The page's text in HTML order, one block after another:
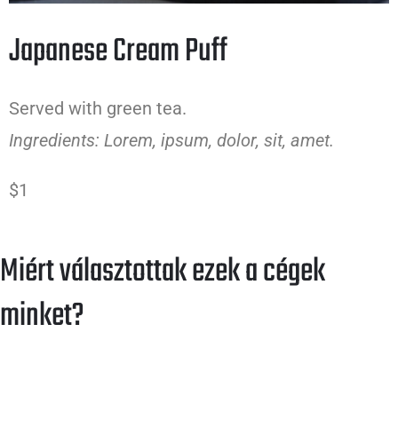
Japanese Cream Puff
Served with green tea.
Ingredients: Lorem, ipsum, dolor, sit, amet.
$1
Miért választottak ezek a cégek
minket?